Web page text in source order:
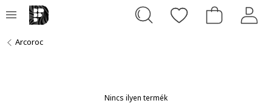
Arcoroc
Nincs ilyen termék